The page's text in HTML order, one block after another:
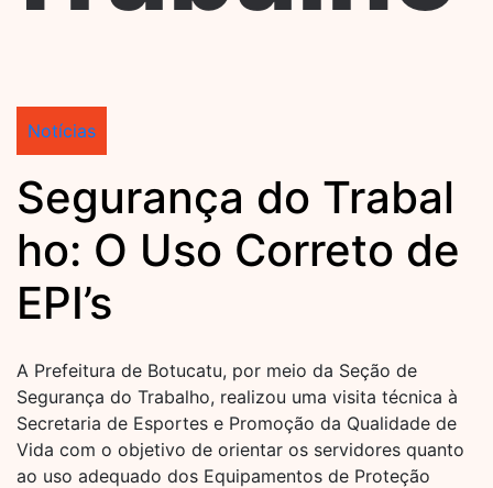
Notícias
Segurança do Trabal
ho: O Uso Correto de
EPI’s
A Prefeitura de Botucatu, por meio da Seção de
Segurança do Trabalho, realizou uma visita técnica à
Secretaria de Esportes e Promoção da Qualidade de
Vida com o objetivo de orientar os servidores quanto
ao uso adequado dos Equipamentos de Proteção